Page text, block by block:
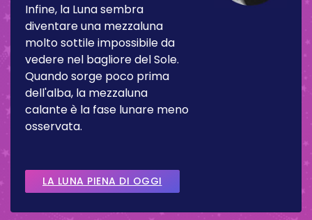
Infine, la Luna sembra
diventare una mezzaluna
molto sottile impossibile da
vedere nel bagliore del Sole.
Quando sorge poco prima
dell'alba, la mezzaluna
calante è la fase lunare meno
osservata.
LA LUNA PIENA DI OGGI